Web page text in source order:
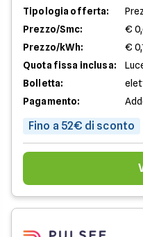
Tipologia offerta:
Prezzo/Smc:
€
Prezzo/kWh:
€
Quota fissa inclusa:
Bolletta:
Pagamento:
Fino a 52€ di sconto